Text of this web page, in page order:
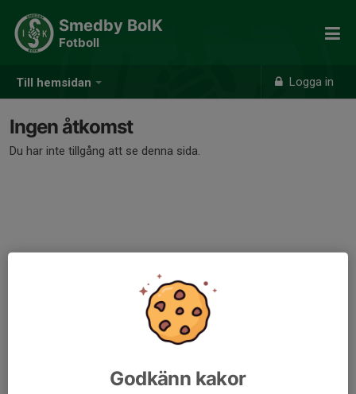
Till hemsidan Logga in
Smedby BoIK
Fotboll
Ingen åtkomst
Du har inte tillgång att se denna sida.
Godkänn kakor